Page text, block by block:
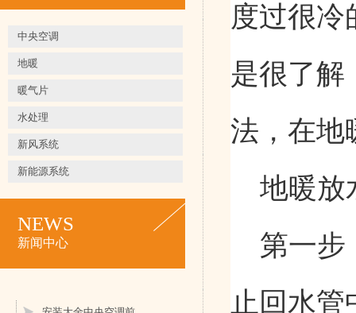
中央空调
地暖
暖气片
水处理
新风系统
新能源系统
NEWS
新闻中心
度过很冷
是很了解
法，在地
地暖放
第一步
止回水管